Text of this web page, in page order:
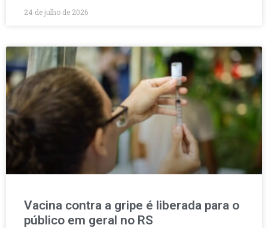
24 de julho de 2026
Vacina contra a gripe é liberada para o
público em geral no RS